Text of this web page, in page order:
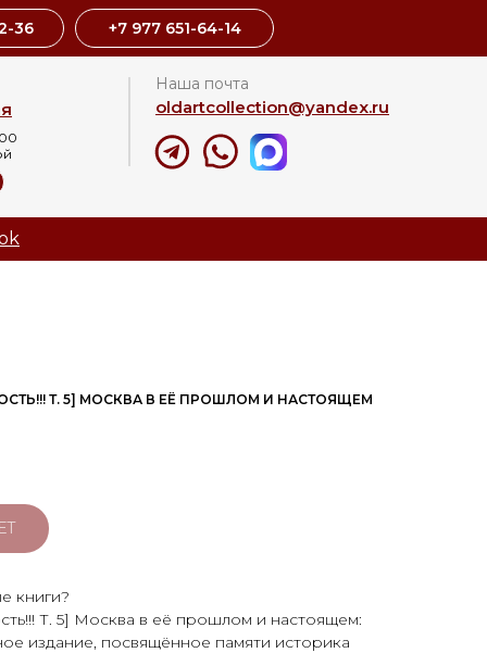
Наша почта
oldartcollection@yandex.ru
+7 977 651-64-14
36
Т. 5] МОСКВА В ЕЁ ПРОШЛОМ И НАСТОЯЩЕМ
книги?
Т. 5] Москва в её прошлом и настоящем:
издание, посвящённое памяти историка